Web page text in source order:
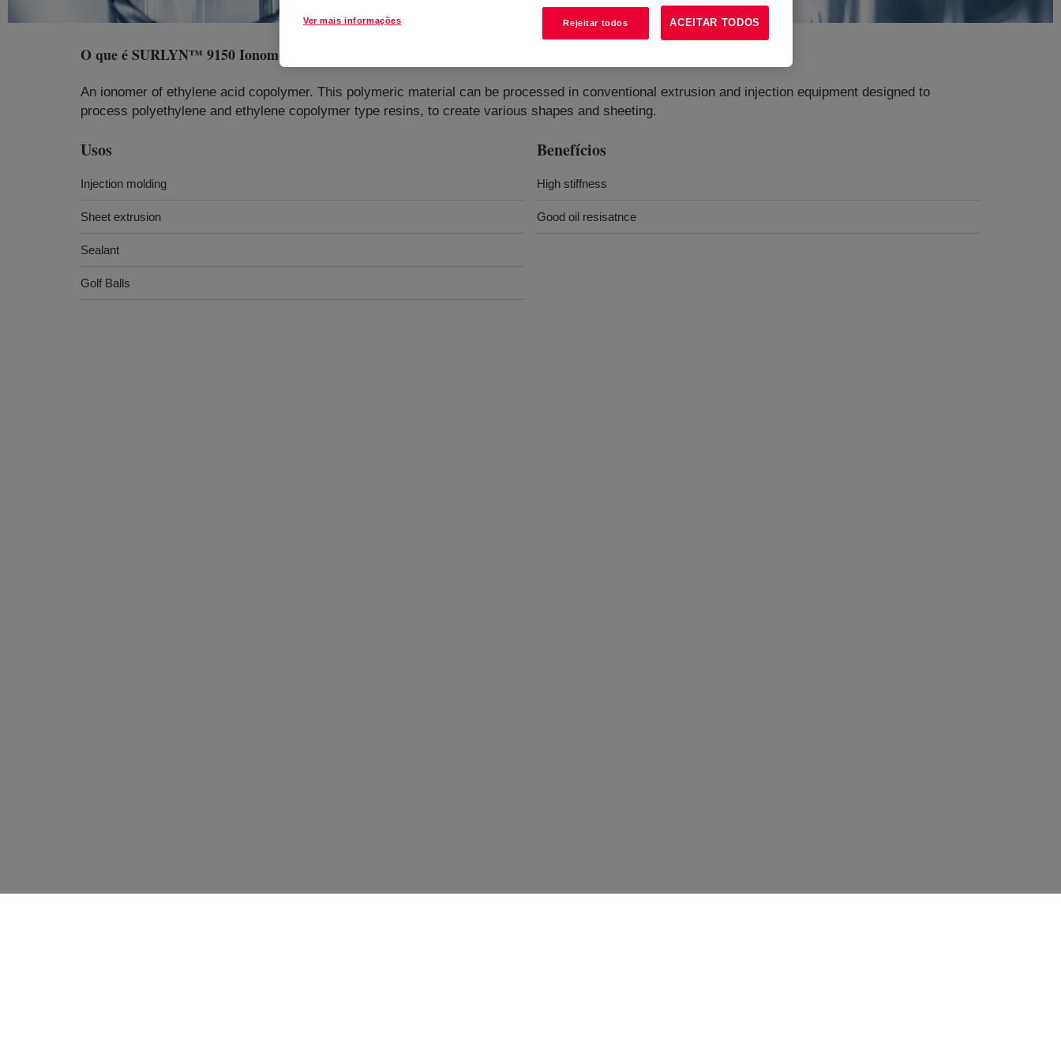
O que éSURLYN™ 9150 Ionomer
An ionomer of ethylene acid copolymer. This polymeric material can be processed in conventional extrusion and injection equipment designed to
process polyethylene and ethylene copolymer type resins, to create various shapes and sheeting.
Usos
Injection molding
Sheet extrusion
Sealant
Golf Balls
Benefícios
High stiffness
Good oil resisatnce
Ver mais informações Rejeitar todos ACEITAR TODOS